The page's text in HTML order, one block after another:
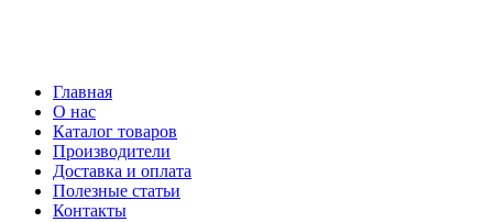
Главная
О нас
Каталог товаров
Производители
Доставка и оплата
Полезные статьи
Контакты